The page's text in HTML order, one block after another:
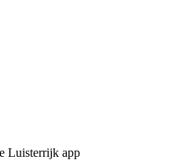
Luisterrijk app